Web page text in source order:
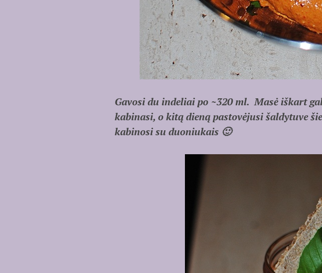
Gavosi du indeliai po ~320 ml. Masė iškart
kabinasi, o kitą dieną pastovėjusi šaldytuve
kabinosi su duoniukais 🙂